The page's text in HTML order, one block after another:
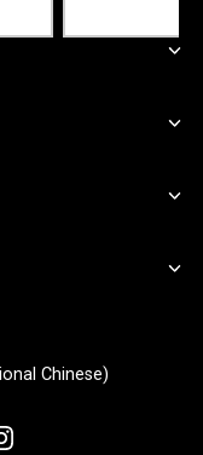
Chinese)